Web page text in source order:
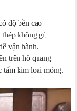
độ bền cao
thép không gỉ,
vận hành.
trên hồ quang
tấm kim loại mỏng.